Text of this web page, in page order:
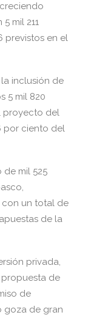
mil 211
previstos en el
inclusión de
5 mil 820
proyecto del
por ciento del
de mil 525
con un total de
de la
privada,
de
de
goza de gran